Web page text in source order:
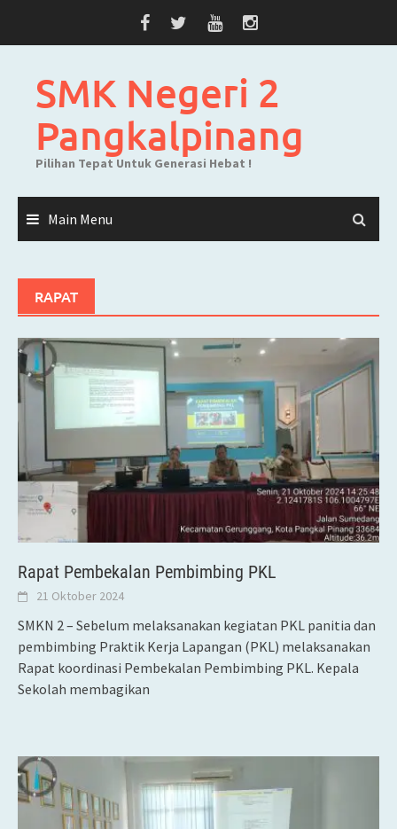
SMK Negeri 2
Pangkalpinang
Pilihan Tepat Untuk Generasi Hebat !
Main Menu
RAPAT
Rapat Pembekalan Pembimbing PKL
21 Oktober 2024
SMKN 2 – Sebelum melaksanakan kegiatan PKL panitia dan
pembimbing Praktik Kerja Lapangan (PKL) melaksanakan
Rapat koordinasi Pembekalan Pembimbing PKL. Kepala
Sekolah membagikan